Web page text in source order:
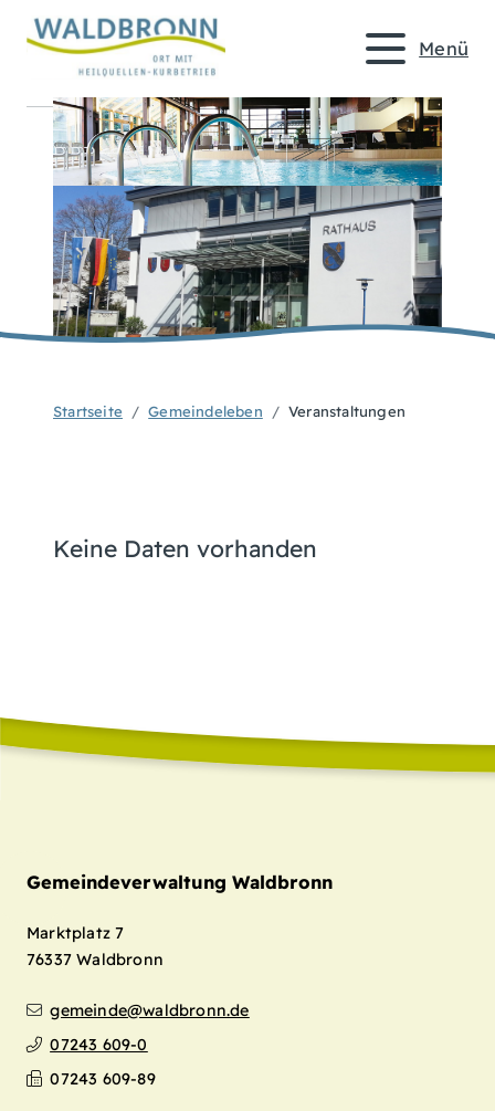
Menü
Startseite Gemeindeleben Veranstaltungen
Keine Daten vorhanden
Gemeindeverwaltung Waldbronn
Marktplatz 7
76337 Waldbronn
gemeinde@waldbronn.de
07243 609-0
07243 609-89